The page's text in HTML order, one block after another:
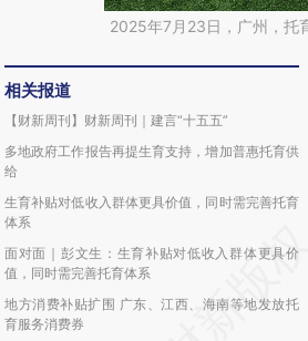
2025年7月23日，广州，托
相关报道
【财新周刊】财新周刊｜建言“十五五”
多地政府工作报告再提生育支持，增加普惠托育供
给
生育补贴对低收入群体更具价值，同时需完善托育
体系
面对面｜彭文生：生育补贴对低收入群体更具价
值，同时需完善托育体系
地方消费补贴扩围 广东、江西、海南等地发放托
育服务消费券